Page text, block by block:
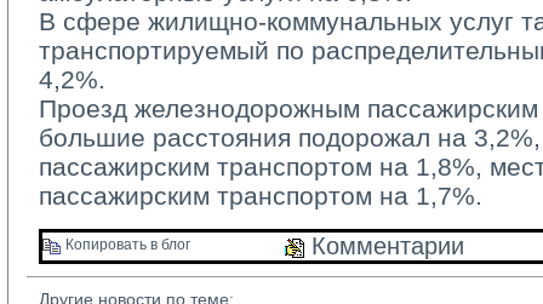
В сфере жилищно-коммунальных услуг
транспортируемый по
4,2%.
Проезд железнодорожным
большие расстояния подорожал на
пассажирским транспортом на 1,8%,
пассажирским транспортом на 1,7%.
Копировать в блог Комментарии
Другие новости по теме: